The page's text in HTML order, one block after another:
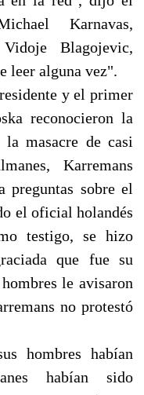
Karnavas,
Blagojevic,
leer alguna vez".
y el primer
reconocieron la
masacre de casi
Karremans
preguntas sobre el
el oficial holandés
testigo, se hizo
que fue su
le avisaron
no protestó
hombres habían
habían sido